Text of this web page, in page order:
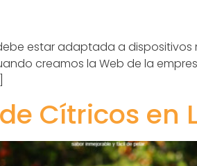
estar adaptada a
creamos la Web de la
Cítricos en